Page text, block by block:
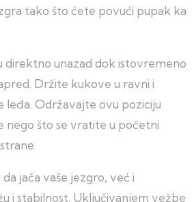
tako što ćete povući pupak ka
direktno unazad dok istovremeno
Držite kukove u ravni i
leđa. Održavajte ovu poziciju
nego što se vratite u početni
jača vaše jezgro, već i
i stabilnost. Uključivanjem vežbe